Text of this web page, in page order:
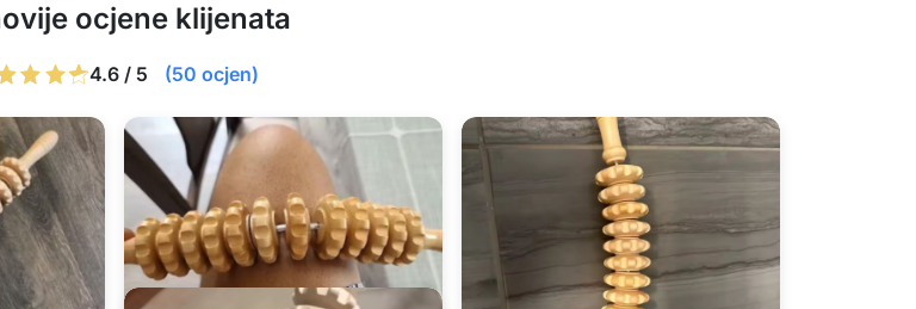
ocjene klijenata
4.6 / 5 (50 ocjen)